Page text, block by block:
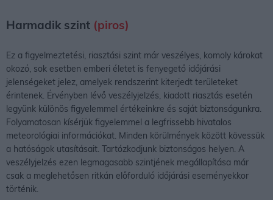
Harmadik szint (piros)
Ez a figyelmeztetési, riasztási szint már veszélyes, komoly károkat
okozó, sok esetben emberi életet is fenyegető időjárási
jelenségeket jelez, amelyek rendszerint kiterjedt területeket
érintenek. Érvényben lévő veszélyjelzés, kiadott riasztás esetén
legyünk különös figyelemmel értékeinkre és saját biztonságunkra.
Folyamatosan kísérjük figyelemmel a legfrissebb hivatalos
meteorológiai információkat. Minden körülmények között kövessük
a hatóságok utasításait. Tartózkodjunk biztonságos helyen. A
veszélyjelzés ezen legmagasabb szintjének megállapítása már
csak a meglehetősen ritkán előforduló időjárási eseményekkor
történik.